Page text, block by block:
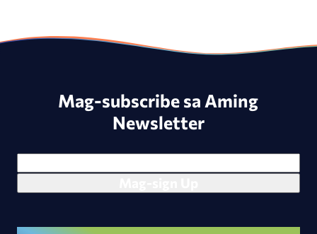
Mag-subscribe sa Aming
Newsletter